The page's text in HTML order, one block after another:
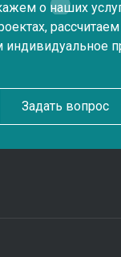
о наших
индивидуальное
Задать вопрос